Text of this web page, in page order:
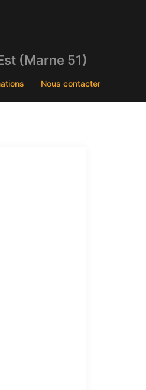
(Marne 51)
Nous contacter